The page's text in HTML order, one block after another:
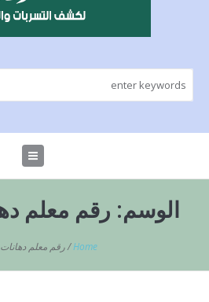
الوسم: رقم معلم
Home
/رقم معلم